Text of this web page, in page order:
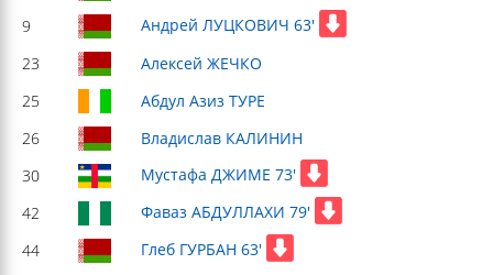
9
Андрей ЛУЦКОВИЧ 63'
23
Алексей ЖЕЧКО
25
Абдул Азиз ТУРЕ
26
Владислав КАЛИНИН
30
Мустафа ДЖИМЕ 73'
42
Фаваз АБДУЛЛАХИ 79'
44
Глеб ГУРБАН 63'